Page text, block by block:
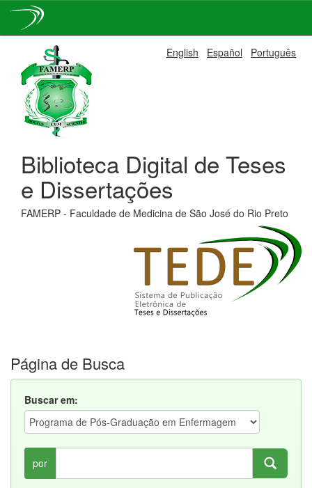
navigation
English Español Português
Biblioteca Digital de Teses
e Dissertações
FAMERP - Faculdade de Medicina de São José do Rio Preto
Página de Busca
Buscar em:
por